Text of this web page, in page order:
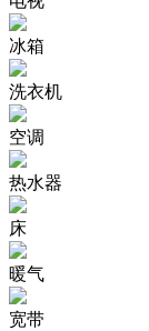
冰箱
洗衣机
空调
热水器
床
暖气
宽带